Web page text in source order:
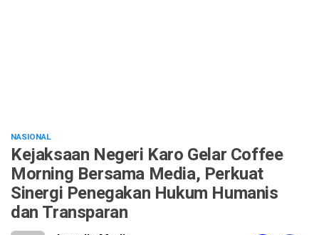
NASIONAL
Kejaksaan Negeri Karo Gelar Coffee
Morning Bersama Media, Perkuat
Sinergi Penegakan Hukum Humanis
dan Transparan